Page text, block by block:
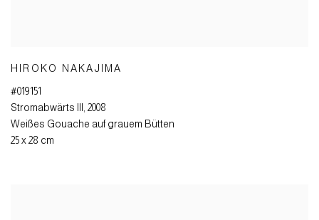
HIROKO NAKAJIMA
#019151
Stromabwärts III , 2008
Weißes Gouache auf grauem Bütten
25 x 28 cm